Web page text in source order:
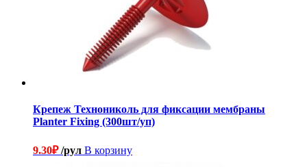
Крепеж Технониколь для фиксации мембраны
Planter Fixing (300шт/уп)
9.30₽/рул В корзину